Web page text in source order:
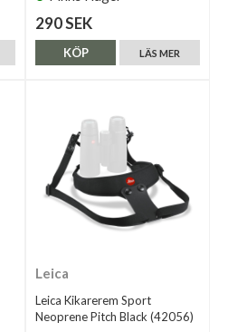
290 SEK
LÄS MER
KÖP
Leica
Leica Kikarerem Sport
Neoprene Pitch Black (42056)